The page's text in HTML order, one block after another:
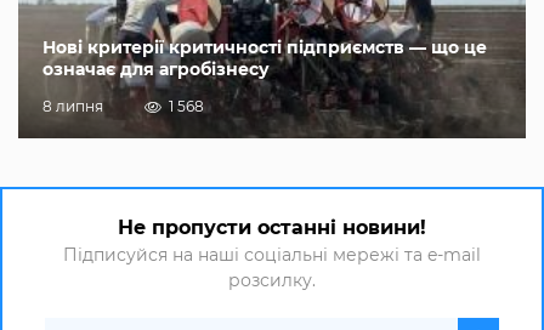
Нові критерії критичності підприємств — що це
означає для агробізнесу
8 липня 1 568
Не пропусти останні новини!
Підписуйся на наші соціальні мережі та e-mail
розсилку.